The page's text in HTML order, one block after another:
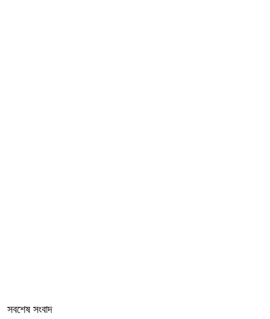
সবশেষ সংবাদ